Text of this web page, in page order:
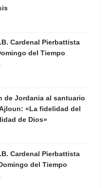
Cardenal Pierbattista
del Tiempo
de Jordania al santuario
«La fidelidad del
de Dios»
Cardenal Pierbattista
del Tiempo